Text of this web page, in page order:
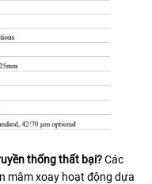
thống thất bại?Các
mâm xoay hoạt động dựa